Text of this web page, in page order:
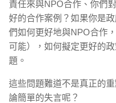
責任來與NPO合作、你們
好的合作案例？如果你是
們如何更好地與NPO合作
可能），如何擬定更好的
題。
這些問題難道不是真正的
論簡單的失言呢？